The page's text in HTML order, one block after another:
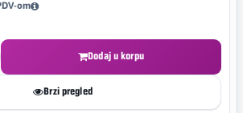
om
Dodaj u korpu
Brzi pregled